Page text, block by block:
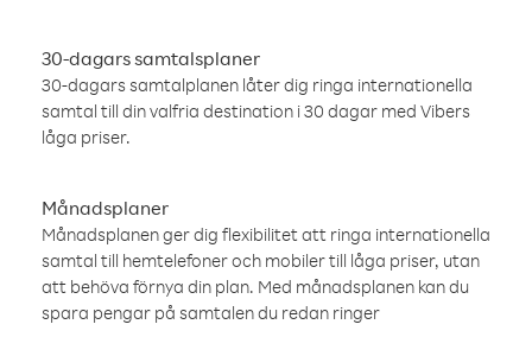
30-dagars samtalsplaner
30-dagars samtalplanen låter dig ringa internationella
samtal till din valfria destination i 30 dagar med Vibers
låga priser.
Månadsplaner
Månadsplanen ger dig flexibilitet att ringa internationella
samtal till hemtelefoner och mobiler till låga priser, utan
att behöva förnya din plan. Med månadsplanen kan du
spara pengar på samtalen du redan ringer